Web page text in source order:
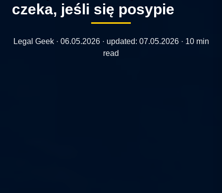
czeka, jeśli się posypie
Legal Geek · 06.05.2026· updated: 07.05.2026· 10 min
read